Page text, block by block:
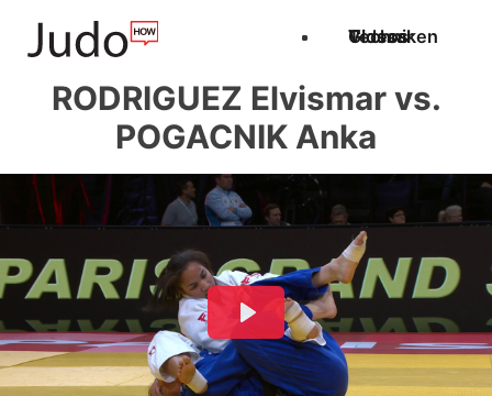
Techniken
Videos
Glossar
RODRIGUEZ Elvismar vs.
POGACNIK Anka